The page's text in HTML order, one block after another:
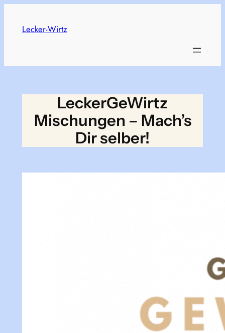
content
Lecker-Wirtz
LeckerGeWirtz
Mischungen – Mach’s
Dir selber!